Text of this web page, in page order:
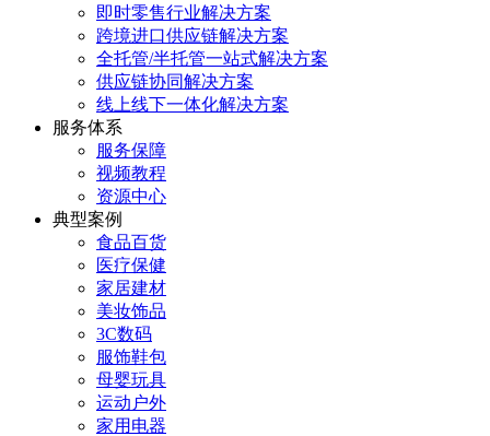
即时零售行业解决方案
跨境进口供应链解决方案
全托管/半托管一站式解决方案
供应链协同解决方案
线上线下一体化解决方案
服务体系
服务保障
视频教程
资源中心
典型案例
食品百货
医疗保健
家居建材
美妆饰品
3C数码
服饰鞋包
母婴玩具
运动户外
家用电器